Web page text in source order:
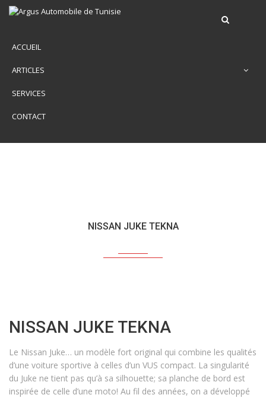
ACCUEIL
ARTICLES
SERVICES
CONTACT
NISSAN JUKE TEKNA
NISSAN JUKE TEKNA
Le Nissan Juke… un modèle fort original qui combine les qualités
d’une voiture sportive à celles d’un VUS compact. La singularité
du Juke ne tient pas qu’à sa silhouette; sa planche de bord est
inspirée de celle d’une moto! Au fil des années, on a développé